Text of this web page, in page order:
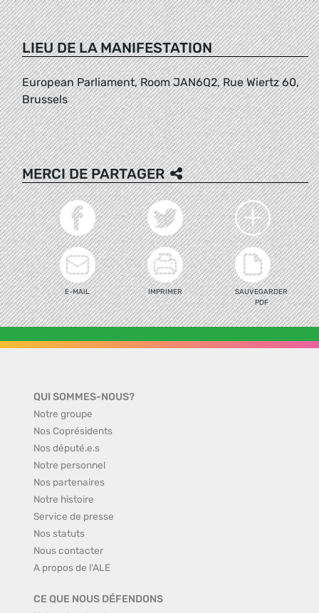
LIEU DE LA MANIFESTATION
European Parliament, Room JAN6Q2, Rue Wiertz 60,
Brussels
MERCI DE PARTAGER
E-MAIL IMPRIMER
SAUVEGARDER
PDF
QUI SOMMES-NOUS?
Notre groupe
Nos Coprésidents
Nos député.e.s
Notre personnel
Nos partenaires
Notre histoire
Service de presse
Nos statuts
Nous contacter
A propos de l'ALE
CE QUE NOUS DÉFENDONS